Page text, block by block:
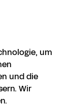
um
und die
Wir